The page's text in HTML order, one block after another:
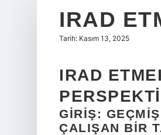
IRAD
Tarih: Kasım 13, 2025
IRAD
GIRIŞ:
ÇALIŞAN BIR